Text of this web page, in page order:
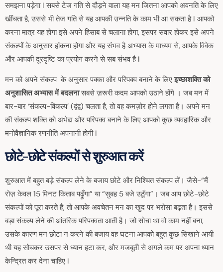
समझना पड़ेगा I सबसे टेज गति से दौड़ने वाला यह मन जितना आपको अवनति के लिए
खींचता है, उससे भी तेज गति से यह आपकी उन्नति के काम भी आ सकता है I आपको
करना मात्र यह होगा इसे अपने हिसाब से चलाना होगा, इसपर सवार होकर इसे अपने
संकल्पों के अनुसार हांकना होगा और यह संभव है अभ्यास के माध्यम से, आपके विवेक
और आपकी दूरदृष्टि का प्रयोग करने से सब संभव है I
मन को अपने संकल्प के अनुसार पक्का और परिपक्व बनाने के लिएइच्छाशक्ति को
अनुशासित अभ्यास में बदलनासबसे ज़रूरी कदम आपको उठाने होंगे । जब मन में
बार-बार ‘संकल्प-विकल्प’ (द्वंद्व) चलता है, तो वह कमज़ोर होने लगता है। अपने मन
की संकल्प शक्ति को अभेद्य और परिपक्व बनाने के लिए आपको कुछ व्यवहारिक और
मनोवैज्ञानिक रणनीति अपनानी होगी I
छोटे-छोटे संकल्पों से शुरुआत करें
शुरुआत में बहुत बड़े संकल्प लेने के बजाय छोटे और निश्चित संकल्प लें। जैसे-“मैं
रोज़ केवल 15 मिनट किताब पढ़ूँगा” या “सुबह 5 बजे उठूँगा”। जब आप छोटे-छोटे
संकल्पों को पूरा करते हैं, तो आपके अवचेतन मन का खुद पर भरोसा बढ़ता है। इससे
बड़ा संकल्प लेने की आंतरिक परिपक्वता आती है। जो सोचा था वो काम नहीं बना,
उसके कारण मन छोटा न करने की बजाय वह घटना आपको बहुत कुछ सिखाने आयी
थी यह सोचकर उसपर से ध्यान हटा कर, और मजबूती से अगले कम पर अपना ध्यान
केन्द्रित कर देना चाहिए I